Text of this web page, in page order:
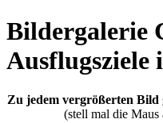
Bildergalerie
Ausflugsziele
Zu jedem vergrößerten
(stell mal die